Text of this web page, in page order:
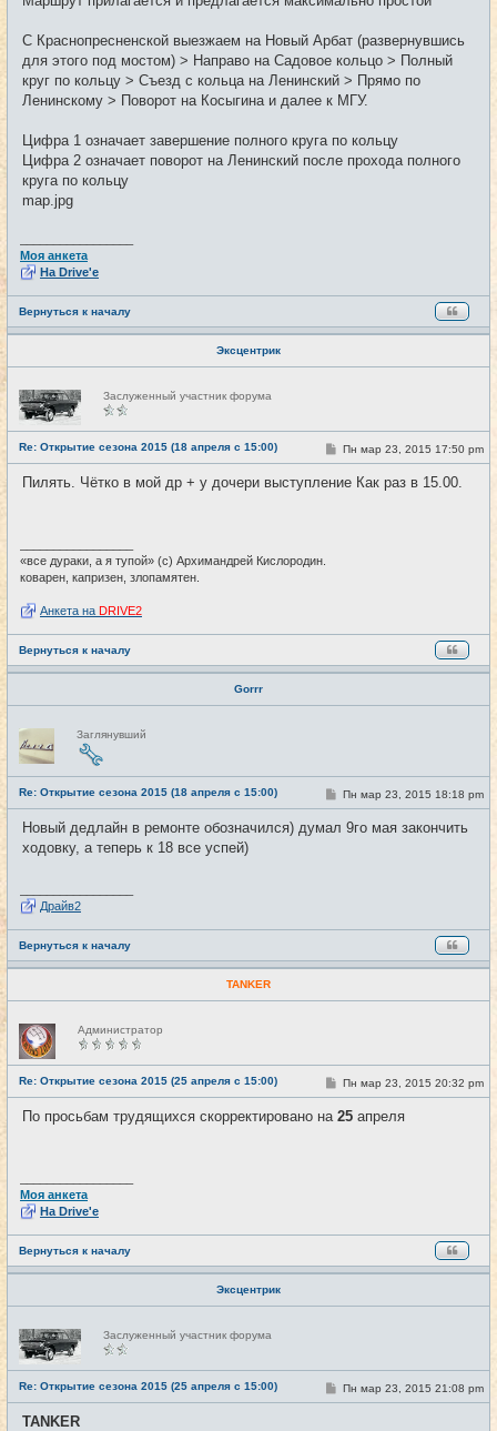
С Краснопресненской выезжаем на Новый Арбат (развернувшись
для этого под мостом) > Направо на Садовое кольцо > Полный
круг по кольцу > Съезд с кольца на Ленинский > Прямо по
Ленинскому > Поворот на Косыгина и далее к МГУ.
Цифра 1 означает завершение полного круга по кольцу
Цифра 2 означает поворот на Ленинский после прохода полного
круга по кольцу
map.jpg
Моя анкета
На Drive'e
Вернуться к началу
Эксцентрик
Н
е
в
е
т
и
Заслуженный участник форума
Re: Открытие сезона 2015 (18 апреля с 15:00) #2
С
о
б
Пн мар 23, 2015 17:50 pm
Пилять. Чётко в мой др + у дочери выступление Как раз в 15.00.
«все дураки, а я тупой» (с) Архимандрей Кислородин.
коварен, капризен, злопамятен.
Анкета на DRIVE2
Вернуться к началу
Gorrr
Н
е
в
с
е
т
и
Заглянувший
Re: Открытие сезона 2015 (18 апреля с 15:00) #3
С
о
б
Пн мар 23, 2015 18:18 pm
Новый дедлайн в ремонте обозначился) думал 9го мая закончить
ходовку, а теперь к 18 все успей)
Драйв2
Вернуться к началу
TANKER
Н
е
в
с
е
т
и
Администратор
Re: Открытие сезона 2015 (25 апреля с 15:00) #4
С
о
о
б
Пн мар 23, 2015 20:32 pm
По просьбам трудящихся скорректировано на 25 апреля
Моя анкета
На Drive'e
Вернуться к началу
Эксцентрик
Н
е
в
е
т
и
Заслуженный участник форума
Re: Открытие сезона 2015 (25 апреля с 15:00) #5
С
о
Пн мар 23, 2015 21:08 pm
TANKER